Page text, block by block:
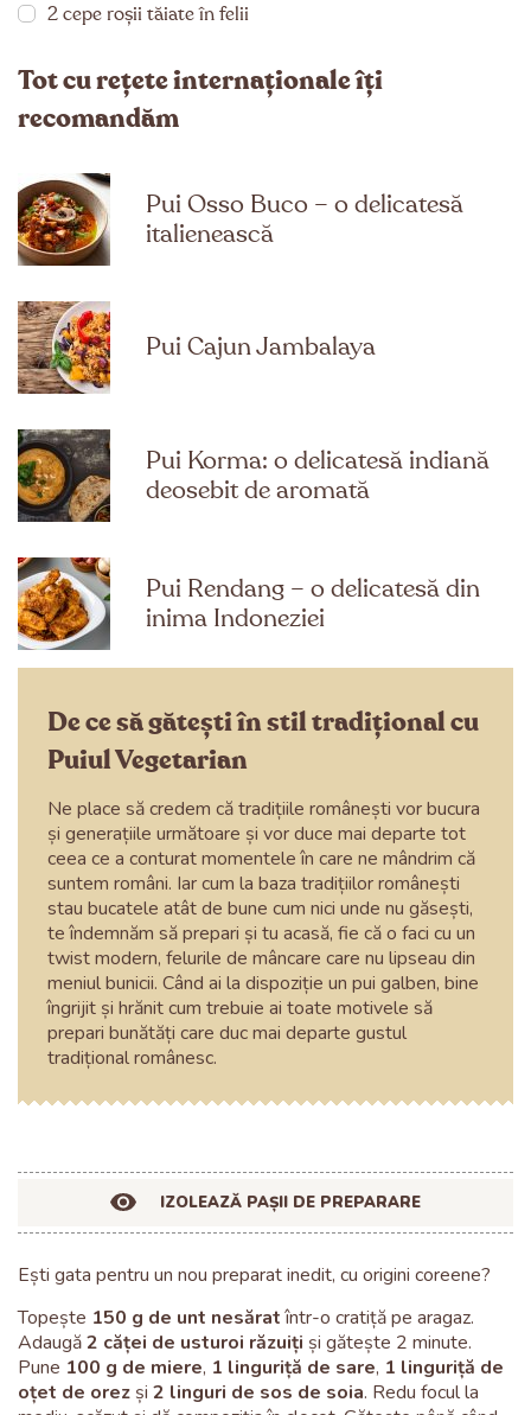
2 cepe roșii tăiate în felii
Tot cu rețete internaționale îți
recomandăm
Pui Osso Buco – o delicatesă
italienească
Pui Cajun Jambalaya
Pui Korma: o delicatesă indiană
deosebit de aromată
Pui Rendang – o delicatesă din
inima Indoneziei
De ce să gătești în stil tradițional cu
Puiul Vegetarian
Ne place să credem că tradițiile românești vor bucura
și generațiile următoare și vor duce mai departe tot
ceea ce a conturat momentele în care ne mândrim că
suntem români. Iar cum la baza tradițiilor românești
stau bucatele atât de bune cum nici unde nu găsești,
te îndemnăm să prepari și tu acasă, fie că o faci cu un
twist modern, felurile de mâncare care nu lipseau din
meniul bunicii. Când ai la dispoziție un pui galben, bine
îngrijit și hrănit cum trebuie ai toate motivele să
prepari bunătăți care duc mai departe gustul
tradițional românesc.
IZOLEAZĂ PAȘII DE PREPARARE
Ești gata pentru un nou preparat inedit, cu origini coreene?
Topește 150 g de unt nesăratîntr-o cratiță pe aragaz.
Adaugă2 căței de usturoi răzuiți și gătește 2 minute.
Pune 100 g de miere, 1 linguriță de sare, 1 linguriță de
oțet de orez și 2 linguri de sos de soia. Redu focul la